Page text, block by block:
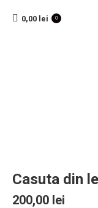
0,00 lei 0
Casuta din
200,00 lei